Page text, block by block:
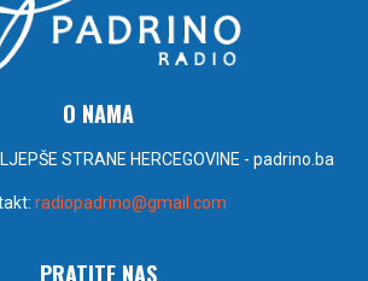
O NAMA
STRANE HERCEGOVINE - padrino.ba
radiopadrino@gmail.com
PRATITE NAS